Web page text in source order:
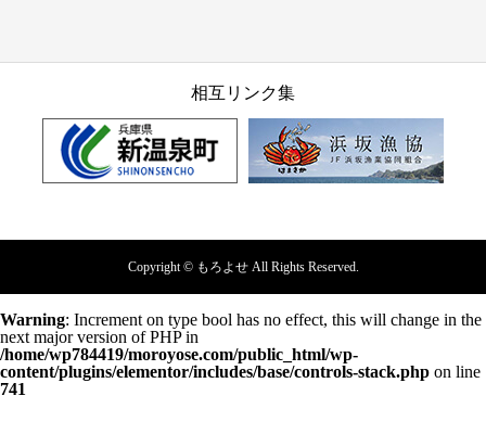
相互リンク集
Copyright © もろよせ All Rights Reserved.
Warning: Increment on type bool has no effect, this will change in the
next major version of PHP in
/home/wp784419/moroyose.com/public_html/wp-
content/plugins/elementor/includes/base/controls-stack.php on line
741